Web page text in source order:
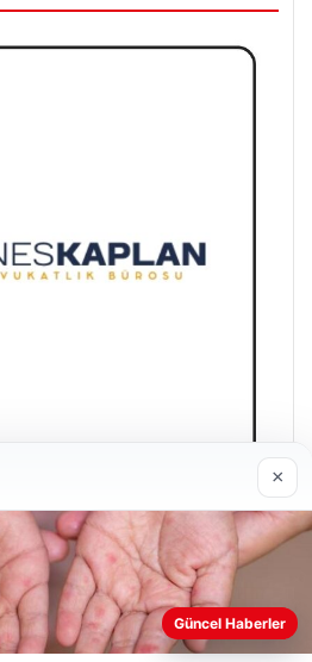
Bürosu
daha iyi anlayabilmek,
×
Güncel Haberler